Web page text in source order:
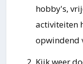
hobby's,
activiteiten
opwindend
Kijk weer